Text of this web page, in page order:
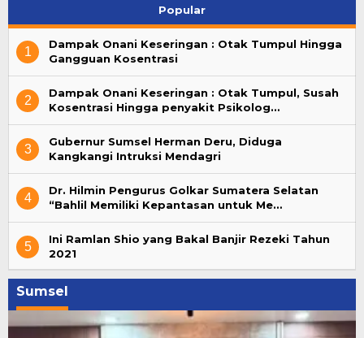
Popular
1
Dampak Onani Keseringan : Otak Tumpul Hingga
Gangguan Kosentrasi
2
Dampak Onani Keseringan : Otak Tumpul, Susah
Kosentrasi Hingga penyakit Psikolog…
3
Gubernur Sumsel Herman Deru, Diduga
Kangkangi Intruksi Mendagri
4
Dr. Hilmin Pengurus Golkar Sumatera Selatan
“Bahlil Memiliki Kepantasan untuk Me…
5
Ini Ramlan Shio yang Bakal Banjir Rezeki Tahun
2021
Sumsel